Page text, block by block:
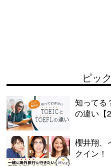
ピッ
知ってる
の違い【
櫻井翔、
クイン！